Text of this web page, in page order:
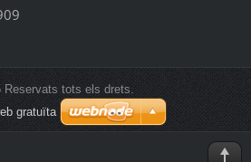
Reservats tots els drets.
gratuïta